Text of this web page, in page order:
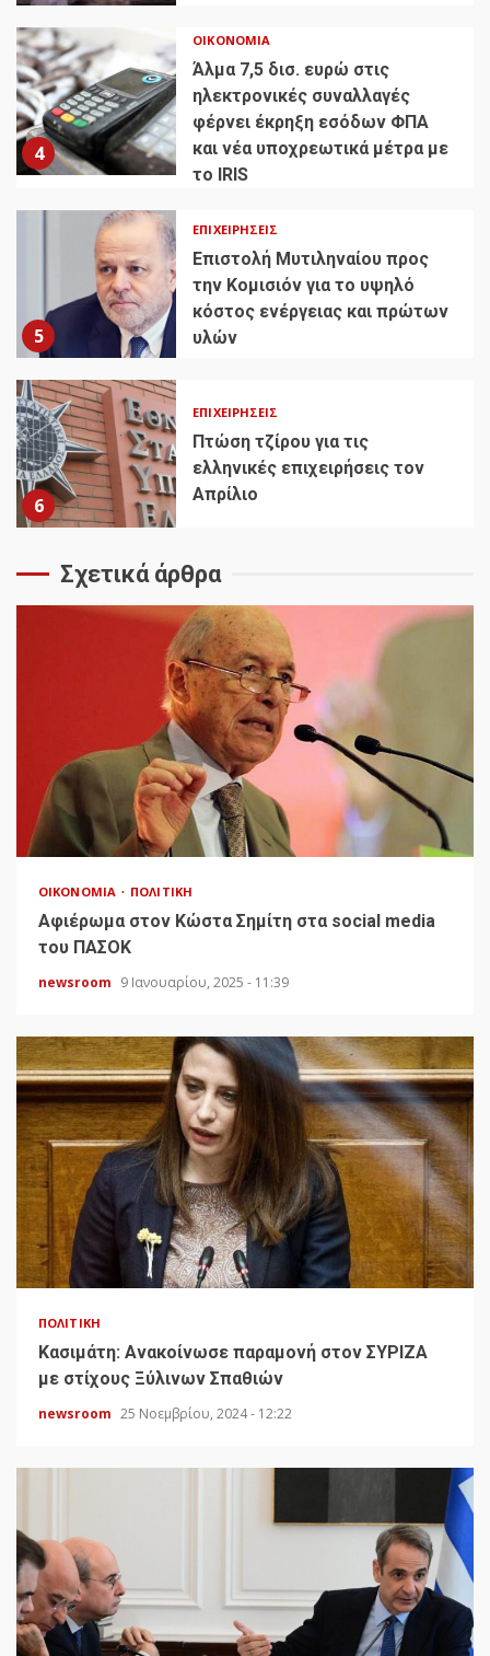
4
ΟΙΚΟΝΟΜΊΑ
Άλμα 7,5 δισ. ευρώ στις
ηλεκτρονικές συναλλαγές
φέρνει έκρηξη εσόδων ΦΠΑ
και νέα υποχρεωτικά μέτρα με
το IRIS
5
ΕΠΙΧΕΙΡΉΣΕΙΣ
Επιστολή Μυτιληναίου προς
την Κομισιόν για το υψηλό
κόστος ενέργειας και πρώτων
υλών
6
ΕΠΙΧΕΙΡΉΣΕΙΣ
Πτώση τζίρου για τις
ελληνικές επιχειρήσεις τον
Απρίλιο
Σχετικά άρθρα
ΟΙΚΟΝΟΜΊΑ ΠΟΛΙΤΙΚΉ
Αφιέρωμα στον Κώστα Σημίτη στα social media
του ΠΑΣΟΚ
newsroom 9 Ιανουαρίου, 2025 - 11:39
ΠΟΛΙΤΙΚΉ
Κασιμάτη: Ανακοίνωσε παραμονή στον ΣΥΡΙΖΑ
με στίχους Ξύλινων Σπαθιών
newsroom 25 Νοεμβρίου, 2024 - 12:22